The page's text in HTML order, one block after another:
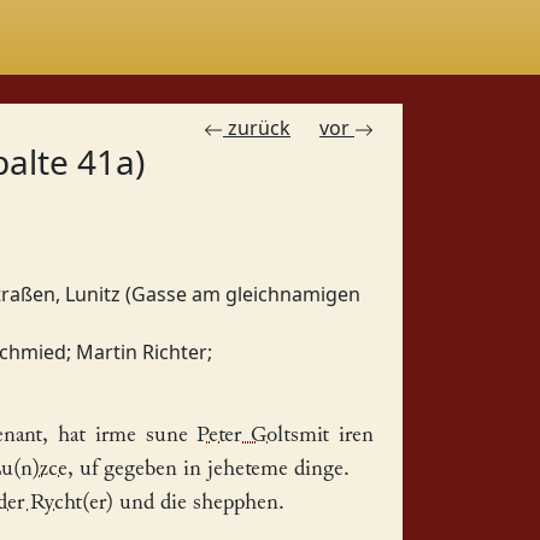
zurück vor
41a)
Lunitz (Gasse am gleichnamigen
; Martin Richter;
hat irme sunePeter Goltsmit iren
, uf gegeben in jeheteme dinge.
Rycht(er) und die shepphen.